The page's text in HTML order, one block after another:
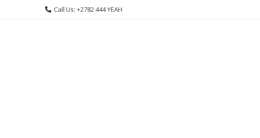
Call Us: +2782 444 YEAH